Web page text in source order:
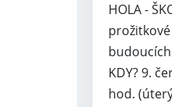
HOLA -
KDY? 9.
hod.